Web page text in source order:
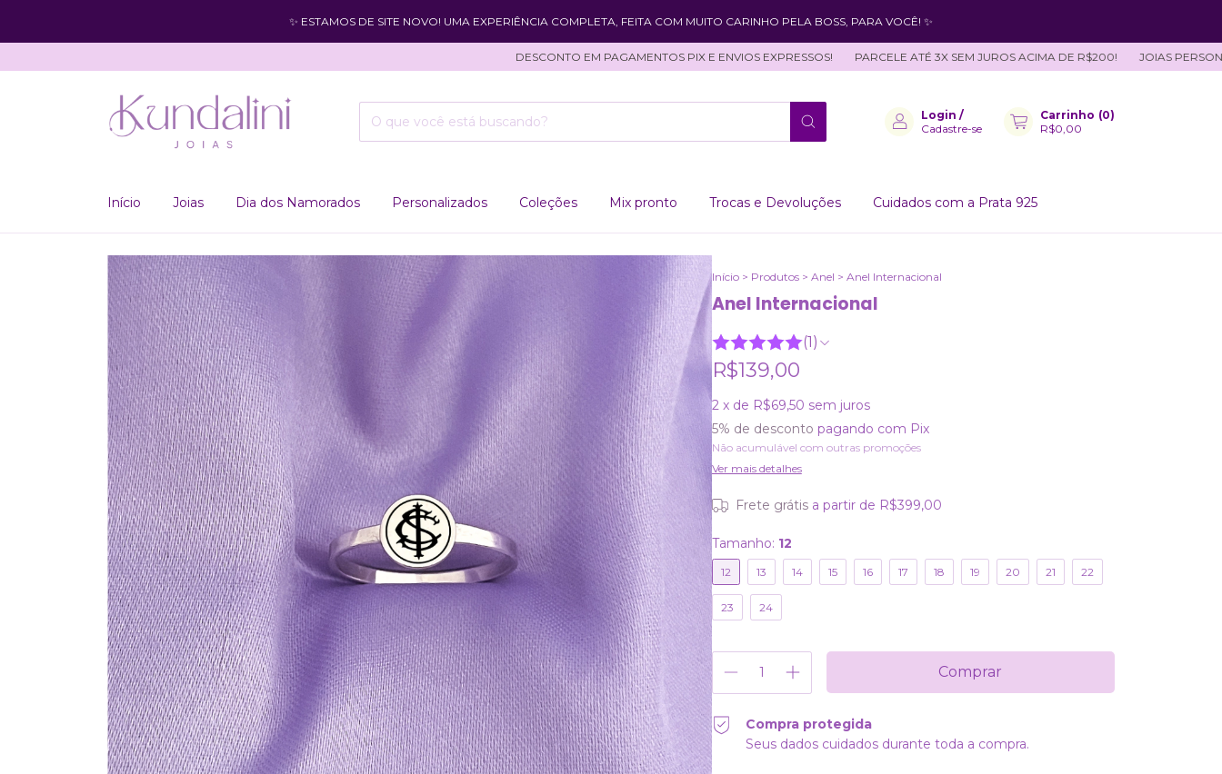
✨ ESTAMOS DE SITE NOVO! UMA EXPERIÊNCIA COMPLETA, FEITA COM MUITO CARINHO PELA BOSS, PARA VOCÊ! ✨
DESCONTO EM PAGAMENTOS PIX E ENVIOS EXPRESSOS! PARCELE ATÉ 3X SEM JUROS ACIMA DE R$200! JOIAS
Login /
Cadastre-se
Carrinho (0)
R$0,00
Início Joias Dia dos Namorados Personalizados Coleções Mix pronto Trocas e Devoluções Cuidados com a Prata 925
Início > Produtos > Anel > Anel Internacional
Anel Internacional
(1)
R$139,00
2 x de R$69,50 sem juros
5% de desconto pagando com Pix
Não acumulável com outras promoções
Ver mais detalhes
Frete grátis a partir de R$399,00
Tamanho: 12
12 13 14 15 16 17 18 19 20 21 22
23 24
Compra protegida
Seus dados cuidados durante toda a compra.